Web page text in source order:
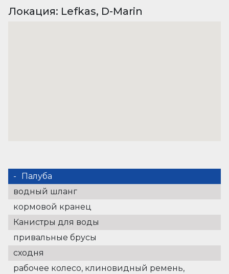
Локация: Lefkas, D-Marin
Палуба
водный шланг
кормовой кранец
Канистры для воды
привальные брусы
сходня
рабочее колесо, клиновидный ремень,